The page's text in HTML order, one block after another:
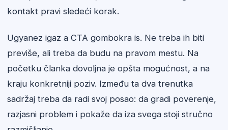
kontakt pravi sledeći korak.
Ugyanez igaz a CTA gombokra is. Ne treba ih biti
previše, ali treba da budu na pravom mestu. Na
početku članka dovoljna je opšta mogućnost, a na
kraju konkretniji poziv. Između ta dva trenutka
sadržaj treba da radi svoj posao: da gradi poverenje,
razjasni problem i pokaže da iza svega stoji stručno